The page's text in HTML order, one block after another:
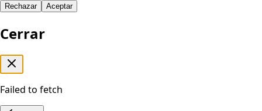
Rechazar Aceptar
Cerrar
Failed to fetch